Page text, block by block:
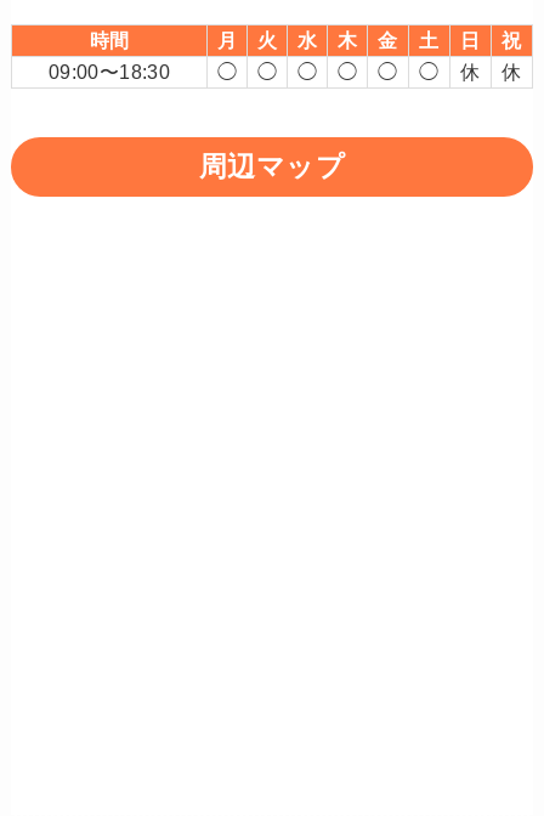
時間 月 火 水 木 金 土 日
祝
09:00〜18:30
◯ ◯ ◯ ◯ ◯ ◯ 休 休
周辺マップ